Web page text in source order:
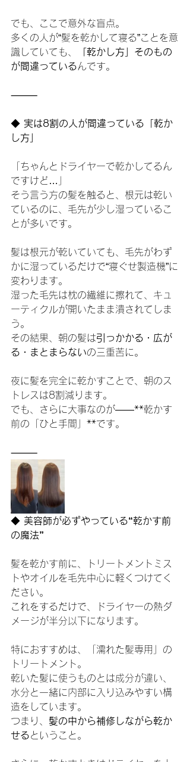
でも、ここで意外な盲点。
多くの人が“髪を乾かして寝る”ことを意
識していても、
「乾かし方」そのもの
が間違っているんです。
⸻
◆ 実は8割の人が間違っている「乾か
し方」
「ちゃんとドライヤーで乾かしてるん
ですけど…」
そう言う方の髪を触ると、根元は乾い
ているのに、毛先が少し湿っているこ
とが多いです。
髪は根元が乾いていても、毛先がわず
かに湿っているだけで“寝ぐせ製造機”に
変わります。
湿った毛先は枕の繊維に擦れて、キュ
ーティクルが開いたまま潰されてしま
う。
その結果、朝の髪は引っかかる・広が
る・まとまらないの三重苦に。
夜に髪を完全に乾かすことで、朝のス
トレスは8割減ります。
でも、さらに大事なのが——**乾かす
前の「ひと手間」**です。
⸻
◆ 美容師が必ずやっている“乾かす前
の魔法”
髪を乾かす前に、トリートメントミス
トやオイルを毛先中心に軽くつけてく
ださい。
これをするだけで、ドライヤーの熱ダ
メージが半分以下になります。
特におすすめは、「濡れた髪専用」の
トリートメント。
乾いた髪に使うものとは成分が違い、
水分と一緒に内部に入り込みやすい構
造をしています。
つまり、 髪の中から補修しながら乾か
せるということ。